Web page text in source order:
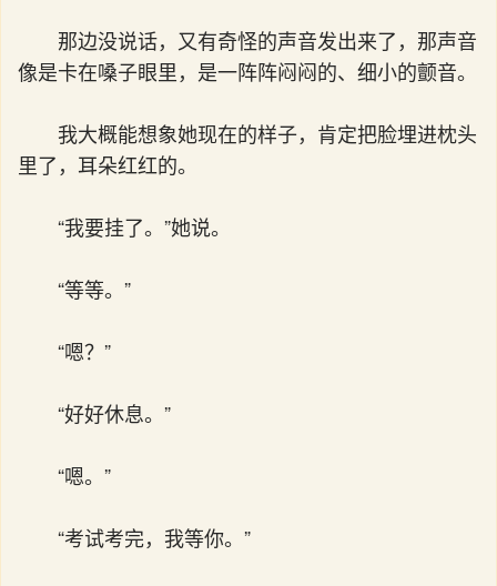
那边没说话，又有奇怪的声音发出来了，那声音
像是卡在嗓子眼里，是一阵阵闷闷的、细小的颤音。
我大概能想象她现在的样子，肯定把脸埋进枕头
里了，耳朵红红的。
“我要挂了。”她说。
“等等。”
“嗯？”
“好好休息。”
“嗯。”
“考试考完，我等你。”